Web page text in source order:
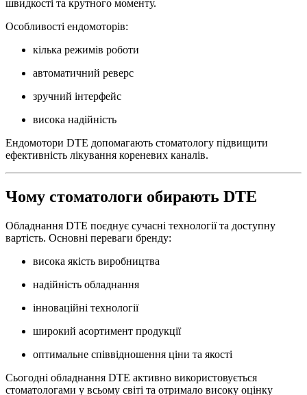
швидкості та крутного моменту.
Особливості ендомоторів:
кілька режимів роботи
автоматичний реверс
зручний інтерфейс
висока надійність
Ендомотори DTE допомагають стоматологу підвищити
ефективність лікування кореневих каналів.
Чому стоматологи обирають DTE
Обладнання DTE поєднує сучасні технології та доступну
вартість. Основні переваги бренду:
висока якість виробництва
надійність обладнання
інноваційні технології
широкий асортимент продукції
оптимальне співвідношення ціни та якості
Сьогодні обладнання DTE активно використовується
стоматологами у всьому світі та отримало високу оцінку